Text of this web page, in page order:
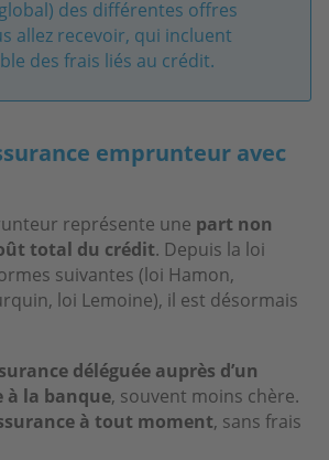
des différentes offres
allez recevoir, qui incluent
des frais liés au crédit.
emprunteur avec
représente une part non
total du crédit. Depuis la loi
suivantes (loi Hamon,
loi Lemoine), il est désormais
déléguée auprès d’un
à la banque, souvent moins chère.
à tout moment, sans frais